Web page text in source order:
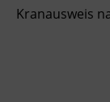
Kranausweis